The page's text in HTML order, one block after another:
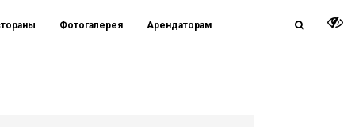
Фотогалерея Арендаторам